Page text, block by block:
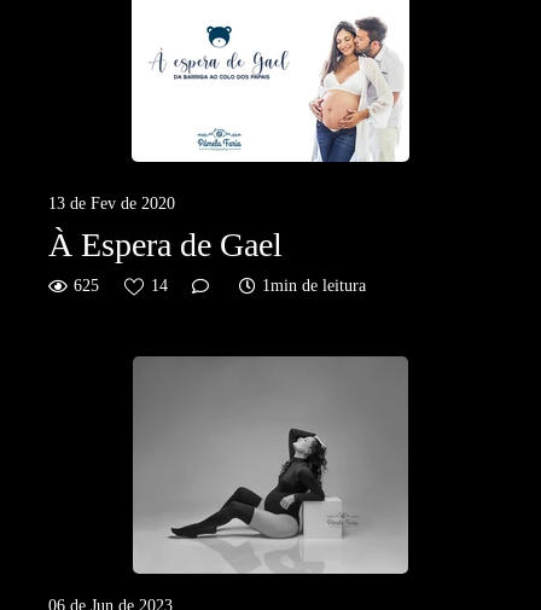
13 de Fev de 2020
À Espera de Gael
625 14 1min de leitura
06 de Jun de 2023